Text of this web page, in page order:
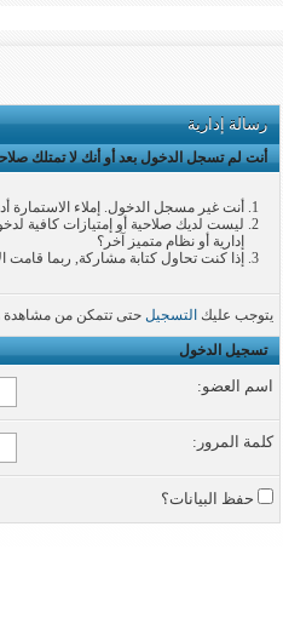
رسالة إدارية
أنت لم تسجل الدخول بعد أو أنك لا تمتلك
أنت غير مسجل الدخول. إملاء الاستمارة
ليست لديك صلاحية أو إمتيازات كافية
إدارية أو نظام متميز آخر؟
إذا كنت تحاول كتابة مشاركة, ربما قامت
يتوجب عليك التسجيل حتى تتمكن من مشاهدة
تسجيل الدخول
اسم العضو:
كلمة المرور:
حفظ البيانات؟